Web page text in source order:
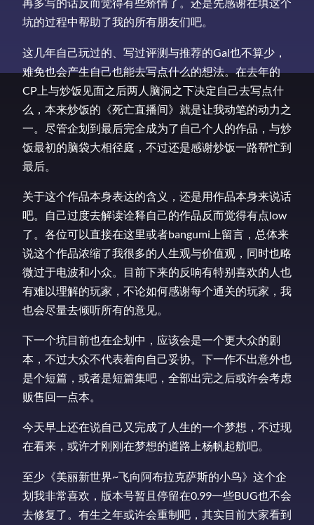
再多写的话反而觉得有些矫情了。还是先感谢在填这个
坑的过程中帮助了我的所有朋友们吧。
这几年自己玩过的、写过评测与推荐的Gal也不算少，
难免也会产生自己也能去写点什么的想法。在去年的
CP上与炒饭见面之后两人脑洞之下决定自己去写点什
么，本来炒饭的《死亡直播间》就是让我动笔的动力之
一。尽管企划到最后完全成为了自己个人的作品，与炒
饭最初的脑袋大相径庭，不过还是感谢炒饭一路帮忙到
最后。
关于这个作品本身表达的含义，还是用作品本身来说话
吧。自己过度去解读诠释自己的作品反而觉得有点low
了。各位可以直接在这里或者bangumi上留言，总体来
说这个作品浓缩了我很多的人生观与价值观，同时也略
微过于电波和小众。目前下来的反响有特别喜欢的人也
有难以理解的玩家，不论如何感谢每个通关的玩家，我
也会尽量去倾听所有的意见。
下一个坑目前也在企划中，应该会是一个更大众的剧
本，不过大众不代表着向自己妥协。下一作不出意外也
是个短篇，或者是短篇集吧，全部出完之后或许会考虑
贩售回一点本。
今天早上还在说自己又完成了人生的一个梦想，不过现
在看来，或许才刚刚在梦想的道路上杨帆起航吧。
至少《美丽新世界~飞向阿布拉克萨斯的小鸟》这个企
划我非常喜欢，版本号暂且停留在0.99一些BUG也不会
去修复了。有生之年或许会重制吧，其实目前大家看到